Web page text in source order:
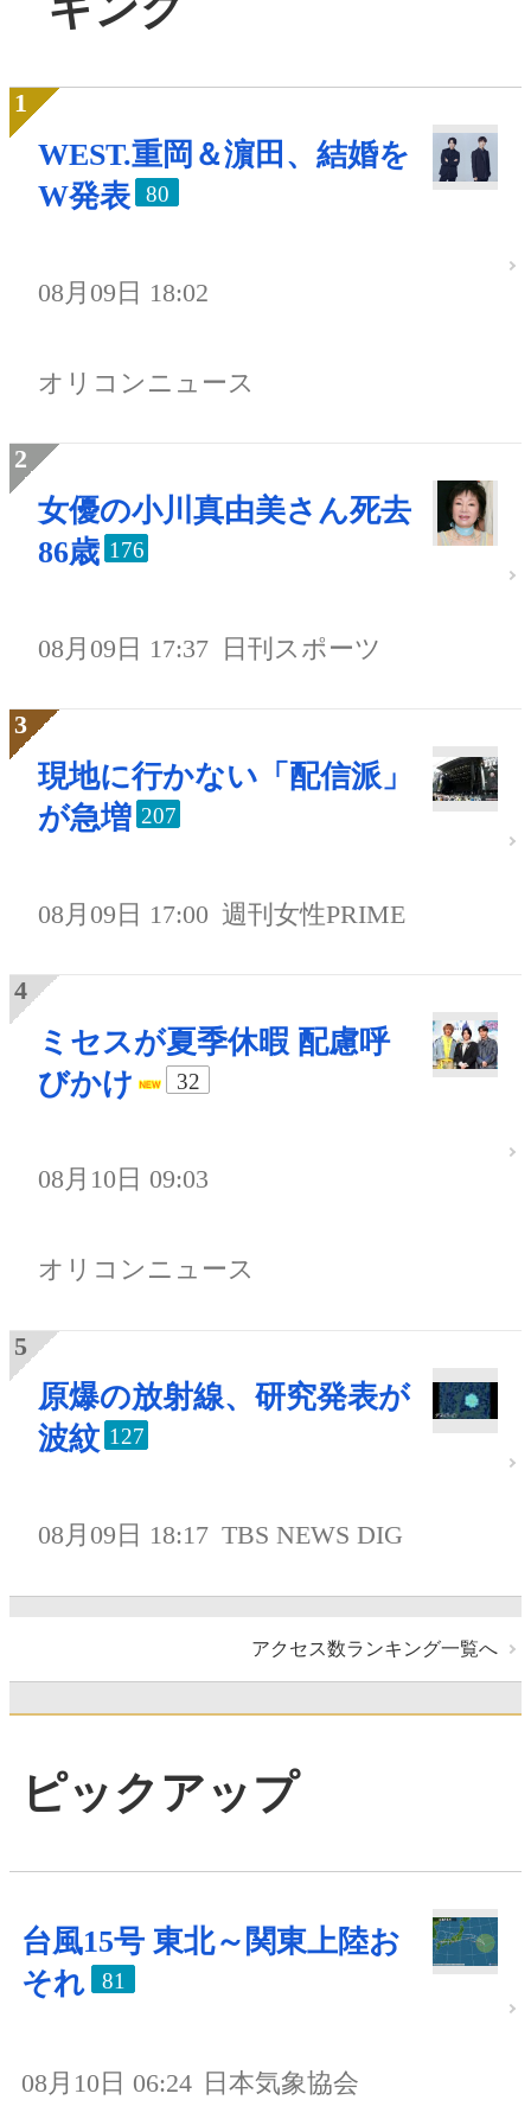
WEST.重岡＆濵田、結婚を
W発表
80
08月09日 18:02
オリコンニュース
女優の小川真由美さん死去
86歳 176
08月09日 17:37 日刊スポーツ
現地に行かない「配信派」
が急増 207
08月09日 17:00 週刊女性PRIME
ミセスが夏季休暇 配慮呼
びかけ
32
08月10日 09:03
オリコンニュース
原爆の放射線、研究発表が
波紋 127
08月09日 18:17 TBS NEWS DIG
アクセス数ランキング一覧へ
ピックアップ
台風15号 東北～関東上陸お
それ
81
08月10日 06:24 日本気象協会